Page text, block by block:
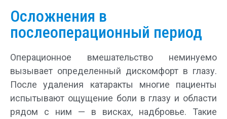
Осложнения в
послеоперационный период
Операционное вмешательство неминуемо
вызывает определенный дискомфорт в глазу.
После удаления катаракты многие пациенты
испытывают ощущение боли в глазу и области
рядом с ним — в висках, надбровье. Такие